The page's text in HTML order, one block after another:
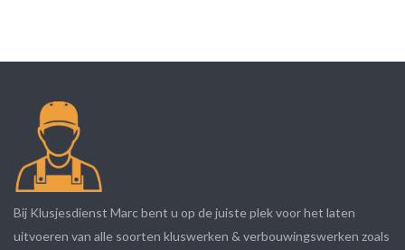
Bij Klusjesdienst Marc bent u op de juiste plek voor het laten
uitvoeren van alle soorten kluswerken & verbouwingswerken zoals